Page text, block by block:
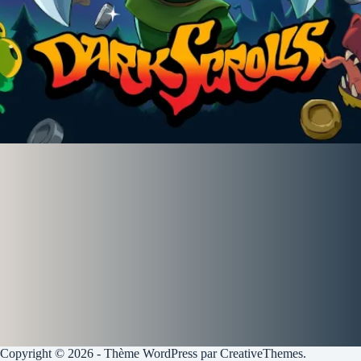
Copyright © 2026 - Thème WordPress parCreativeThemes.